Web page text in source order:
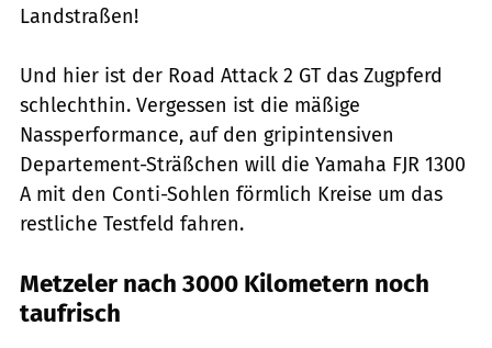
Landstraßen!
Und hier ist der Road Attack 2 GT das Zugpferd
schlechthin. Vergessen ist die mäßige
Nassperformance, auf den gripintensiven
Departement-Sträßchen will die Yamaha FJR 1300
A mit den Conti-Sohlen förmlich Kreise um das
restliche Testfeld fahren.
Metzeler nach 3000 Kilometern noch
taufrisch